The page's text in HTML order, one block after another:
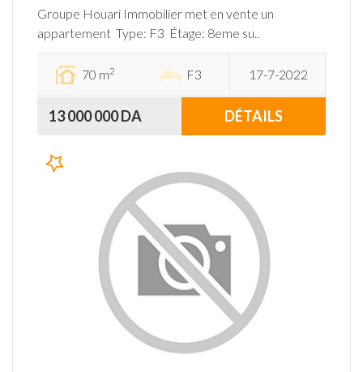
Groupe Houari Immobilier met en vente un
appartement Type: F3 Étage: 8eme su..
70 m2 F3 17-7-2022
13 000 000 DA DÉTAILS